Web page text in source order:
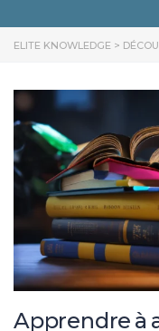
ELITE KNOWLEDGE >
Apprendre à